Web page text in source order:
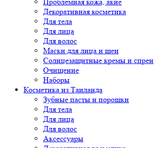
Декоративная косметика
Для тела
Для лица
Для волос
Маски для лица и шеи
Солнцезащитные кремы и спреи
Очищение
Наборы
Косметика из Таиланда
Зубные пасты и порошки
Для тела
Для лица
Для волос
Аксессуары